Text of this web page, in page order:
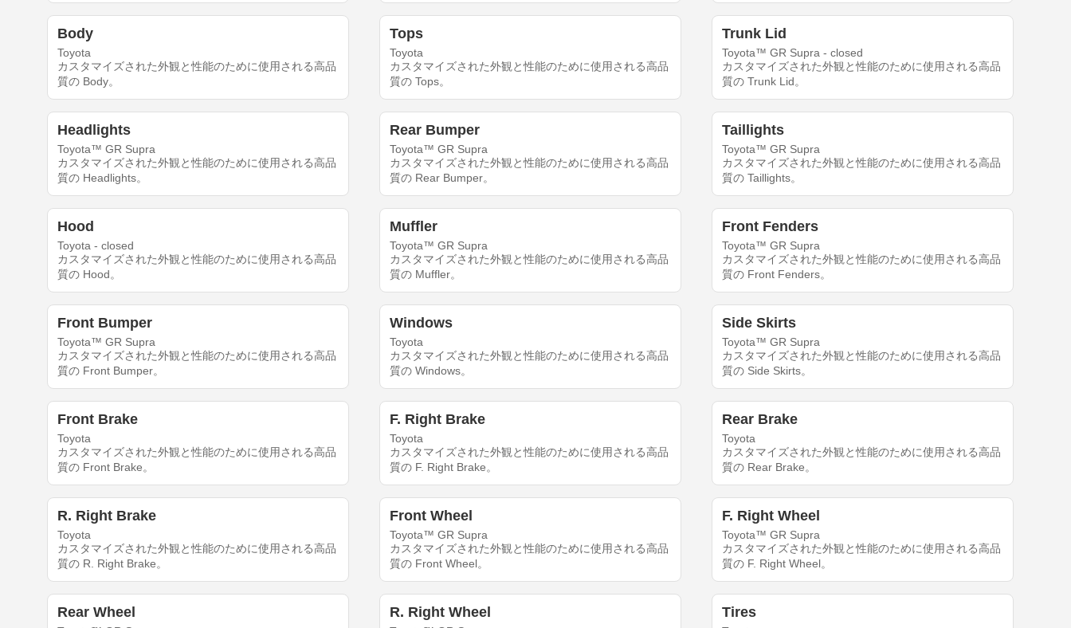
Body
Toyota
カスタマイズされた外観と性能のために使用される高品
質の Body。
Tops
Toyota
カスタマイズされた外観と性能のために使用される高品
質の Tops。
Trunk Lid
Toyota™ GR Supra - closed
カスタマイズされた外観と性能のために使用される高品
質の Trunk Lid。
Headlights
Toyota™ GR Supra
カスタマイズされた外観と性能のために使用される高品
質の Headlights。
Rear Bumper
Toyota™ GR Supra
カスタマイズされた外観と性能のために使用される高品
質の Rear Bumper。
Taillights
Toyota™ GR Supra
カスタマイズされた外観と性能のために使用される高品
質の Taillights。
Hood
Toyota - closed
カスタマイズされた外観と性能のために使用される高品
質の Hood。
Muffler
Toyota™ GR Supra
カスタマイズされた外観と性能のために使用される高品
質の Muffler。
Front Fenders
Toyota™ GR Supra
カスタマイズされた外観と性能のために使用される高品
質の Front Fenders。
Front Bumper
Toyota™ GR Supra
カスタマイズされた外観と性能のために使用される高品
質の Front Bumper。
Windows
Toyota
カスタマイズされた外観と性能のために使用される高品
質の Windows。
Side Skirts
Toyota™ GR Supra
カスタマイズされた外観と性能のために使用される高品
質の Side Skirts。
Front Brake
Toyota
カスタマイズされた外観と性能のために使用される高品
質の Front Brake。
F. Right Brake
Toyota
カスタマイズされた外観と性能のために使用される高品
質の F. Right Brake。
Rear Brake
Toyota
カスタマイズされた外観と性能のために使用される高品
質の Rear Brake。
R. Right Brake
Toyota
カスタマイズされた外観と性能のために使用される高品
質の R. Right Brake。
Front Wheel
Toyota™ GR Supra
カスタマイズされた外観と性能のために使用される高品
質の Front Wheel。
F. Right Wheel
Toyota™ GR Supra
カスタマイズされた外観と性能のために使用される高品
質の F. Right Wheel。
Rear Wheel R. Right Wheel Tires